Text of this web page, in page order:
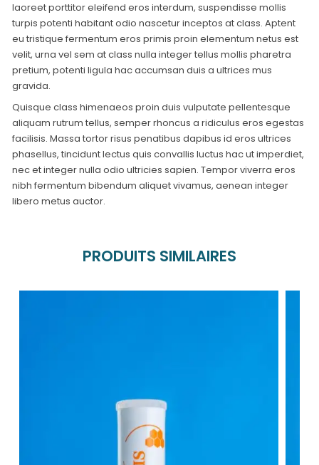
laoreet porttitor eleifend eros interdum, suspendisse mollis
turpis potenti habitant odio nascetur inceptos at class. Aptent
eu tristique fermentum eros primis proin elementum netus est
velit, urna vel sem at class nulla integer tellus mollis pharetra
pretium, potenti ligula hac accumsan duis a ultrices mus
gravida.
Quisque class himenaeos proin duis vulputate pellentesque
aliquam rutrum tellus, semper rhoncus a ridiculus eros egestas
facilisis. Massa tortor risus penatibus dapibus id eros ultrices
phasellus, tincidunt lectus quis convallis luctus hac ut imperdiet,
nec et integer nulla odio ultricies sapien. Tempor viverra eros
nibh fermentum bibendum aliquet vivamus, aenean integer
libero metus auctor.
PRODUITS SIMILAIRES